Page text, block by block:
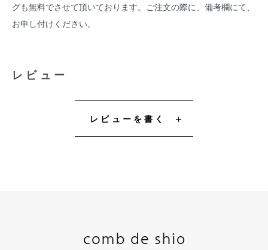
グも無料でさせて頂いております。ご注文の際に、備考欄にて、
お申し付けください。
レビュー
レビューを書く